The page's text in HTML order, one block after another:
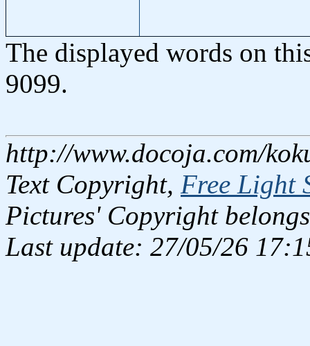
The displayed words on
9099.
http://www.docoja.com/
Text Copyright, Free Light
Pictures' Copyright
Last update: 27/05/26